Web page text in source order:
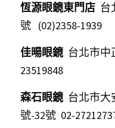
恆源眼鏡東門店
號   (02)2358-1939
佳暘眼鏡
台北市
23519848
森石眼鏡
台北市
號-32號